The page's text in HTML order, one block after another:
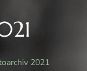
2021